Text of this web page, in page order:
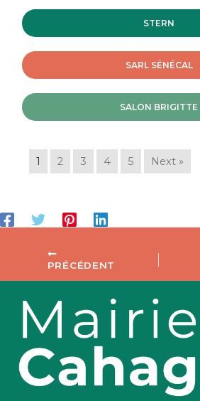
STERN
SARL SÉNÉCAL
SALON BRIGITTE
1 2 3 4 5 Next »
PRÉCÉDENT